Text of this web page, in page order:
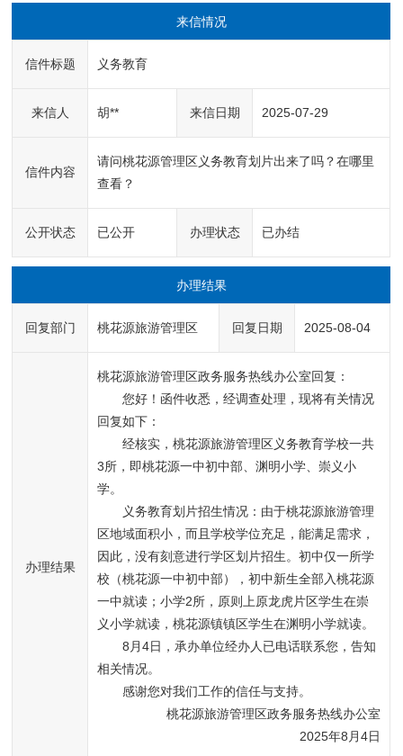
来信情况
信件标题 义务教育
来信人 胡** 来信日期 2025-07-29
信件内容
请问桃花源管理区义务教育划片出来了吗？在哪里
查看？
公开状态 已公开 办理状态 已办结
办理结果
回复部门 桃花源旅游管理区 回复日期 2025-08-04
办理结果
桃花源旅游管理区政务服务热线办公室回复：
您好！函件收悉，经调查处理，现将有关情况
回复如下：
经核实，桃花源旅游管理区义务教育学校一共
3所，即桃花源一中初中部、渊明小学、崇义小
学。
义务教育划片招生情况：由于桃花源旅游管理
区地域面积小，而且学校学位充足，能满足需求，
因此，没有刻意进行学区划片招生。初中仅一所学
校（桃花源一中初中部），初中新生全部入桃花源
一中就读；小学2所，原则上原龙虎片区学生在崇
义小学就读，桃花源镇镇区学生在渊明小学就读。
8月4日，承办单位经办人已电话联系您，告知
相关情况。
感谢您对我们工作的信任与支持。
桃花源旅游管理区政务服务热线办公室
2025年8月4日